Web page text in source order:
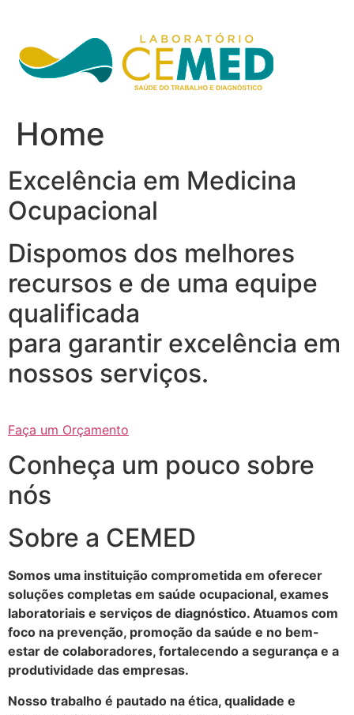
conteúdo
Home
Excelência em Medicina
Ocupacional
Dispomos dos melhores
recursos e de uma equipe
qualificada
para garantir excelência em
nossos serviços.
Faça um Orçamento
Conheça um pouco sobre
nós
Sobre a CEMED
Somos uma instituição comprometida em oferecer
soluções completas em saúde ocupacional, exames
laboratoriais e serviços de diagnóstico. Atuamos com
foco na prevenção, promoção da saúde e no bem-
estar de colaboradores, fortalecendo a segurança e a
produtividade das empresas.
Nosso trabalho é pautado na ética, qualidade e